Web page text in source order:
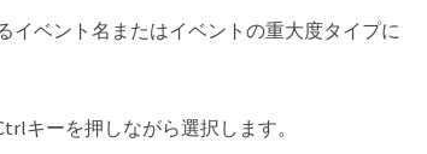
イベント名またはイベントの重大度タイプに
キーを押しながら選択します。